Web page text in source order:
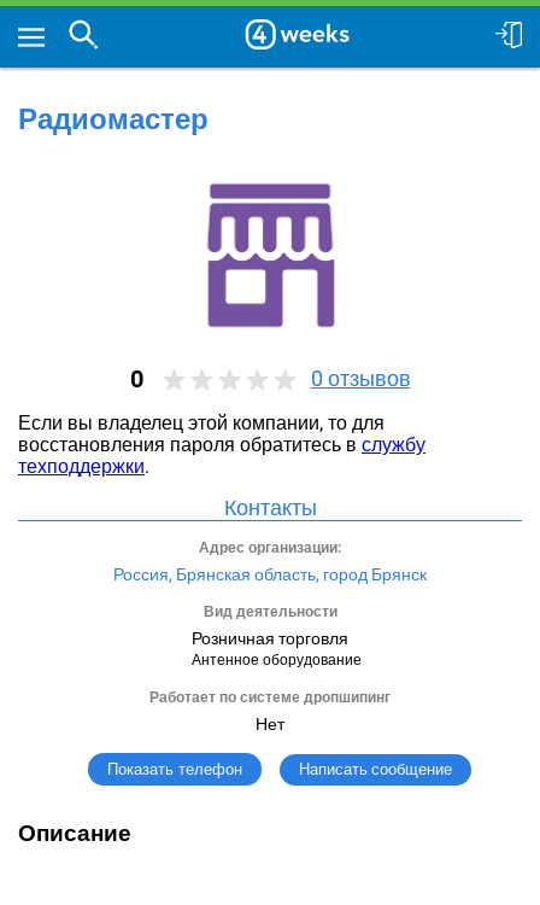
Радиомастер
0 0 отзывов
Если вы владелец этой компании, то для
восстановления пароля обратитесь в службу
техподдержки.
Контакты
Адрес организации:
Россия, Брянская область, город Брянск
Вид деятельности
Розничная торговля
Антенное оборудование
Работает по системе дропшипинг
Нет
Показать телефон Написать сообщение
Описание